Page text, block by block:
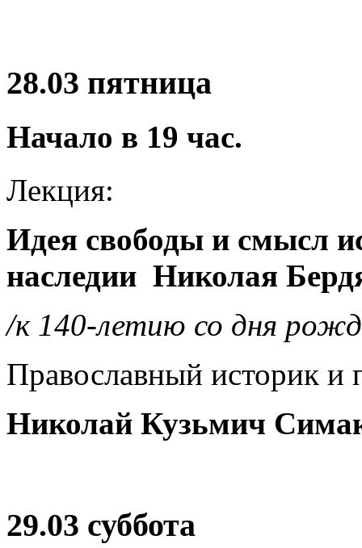
28.03 пятница
Начало в 19 час.
Лекция:
Идея свободы и смысл
наследии Николая
/к 140-летию со дня
Православный историк и
Николай Кузьмич
29.03 суббота